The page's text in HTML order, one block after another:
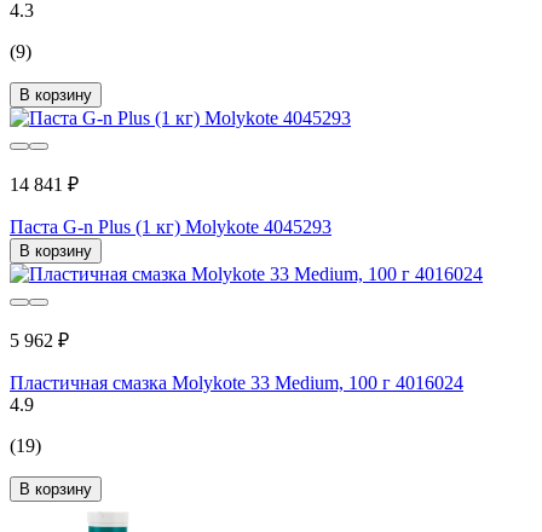
4.3
(9)
В корзину
14 841 ₽
Паста G-n Plus (1 кг) Molykote 4045293
В корзину
5 962 ₽
Пластичная смазка Molykote 33 Medium, 100 г 4016024
4.9
(19)
В корзину